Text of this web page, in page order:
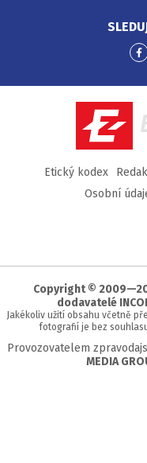
Etický kodex
Osobní
Copyright ©
dodavatelé
Jakékoliv užití obsahu včetně
fotografií je bez souhlasu
Provozovatelem
MEDIA